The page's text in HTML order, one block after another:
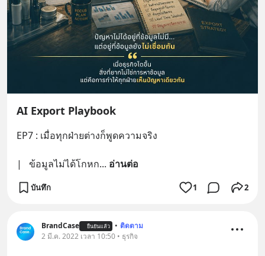
AI Export Playbook
EP7 : เมื่อทุกฝ่ายต่างก็พูดความจริง
|   ข้อมูลไม่ได้โกหก... อ่านต่อ
บันทึก 1 2
BrandCase ยืนยันแล้ว • ติดตาม
2 มี.ค. 2022 เวลา 10:50 • ธุรกิจ